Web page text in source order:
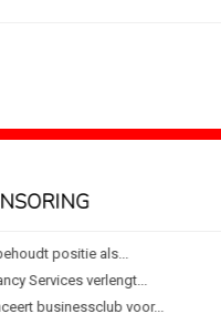
positie als...
Services verlengt...
businessclub voor...